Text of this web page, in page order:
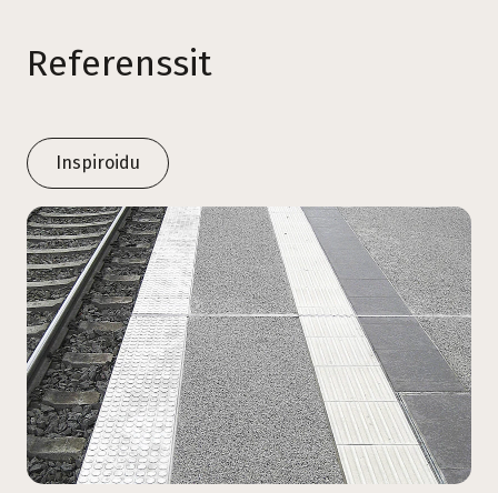
Referenssit
Inspiroidu